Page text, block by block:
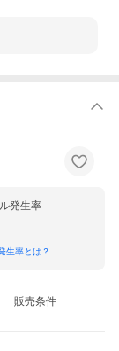
発生率
生率とは？
販売条件